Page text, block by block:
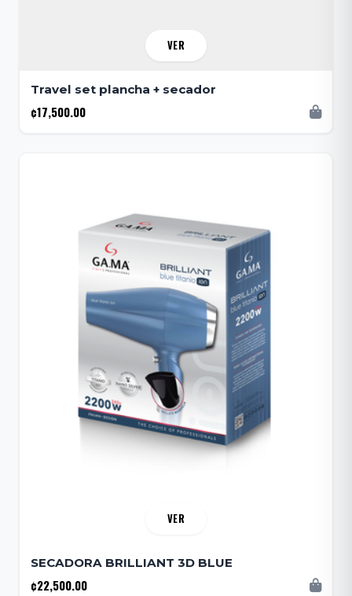
VER
Travel set plancha + secador
¢17,500.00
VER
SECADORA BRILLIANT 3D BLUE
¢22,500.00